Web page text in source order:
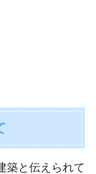
築と伝えられて